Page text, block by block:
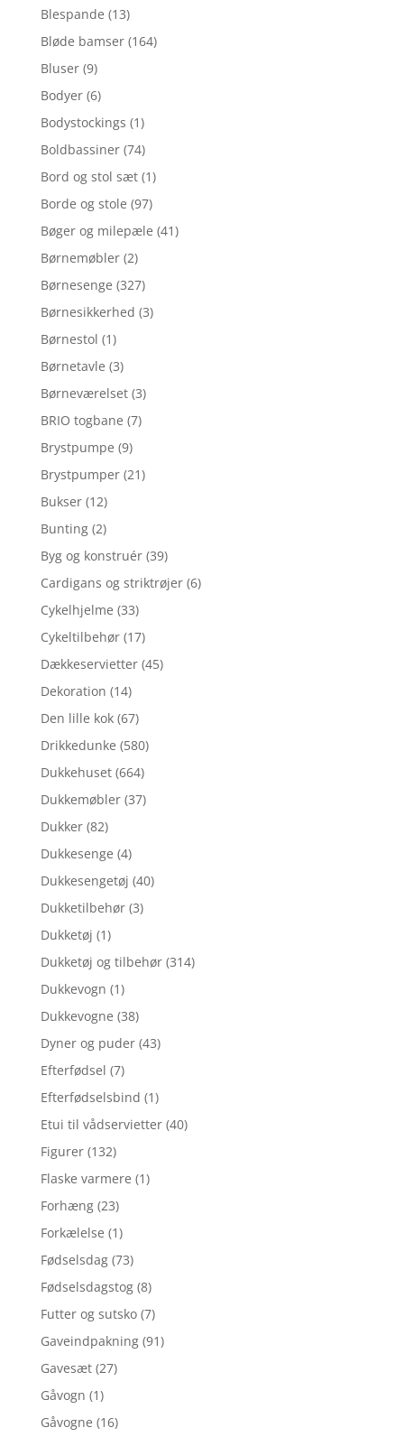
Blespande (13)
Bløde bamser (164)
Bluser (9)
Bodyer (6)
Bodystockings (1)
Boldbassiner (74)
Bord og stol sæt (1)
Borde og stole (97)
Bøger og milepæle (41)
Børnemøbler (2)
Børnesenge (327)
Børnesikkerhed (3)
Børnestol (1)
Børnetavle (3)
Børneværelset (3)
BRIO togbane (7)
Brystpumpe (9)
Brystpumper (21)
Bukser (12)
Bunting (2)
Byg og konstruér (39)
Cardigans og striktrøjer (6)
Cykelhjelme (33)
Cykeltilbehør (17)
Dækkeservietter (45)
Dekoration (14)
Den lille kok (67)
Drikkedunke (580)
Dukkehuset (664)
Dukkemøbler (37)
Dukker (82)
Dukkesenge (4)
Dukkesengetøj (40)
Dukketilbehør (3)
Dukketøj (1)
Dukketøj og tilbehør (314)
Dukkevogn (1)
Dukkevogne (38)
Dyner og puder (43)
Efterfødsel (7)
Efterfødselsbind (1)
Etui til vådservietter (40)
Figurer (132)
Flaske varmere (1)
Forhæng (23)
Forkælelse (1)
Fødselsdag (73)
Fødselsdagstog (8)
Futter og sutsko (7)
Gaveindpakning (91)
Gavesæt (27)
Gåvogn (1)
Gåvogne (16)